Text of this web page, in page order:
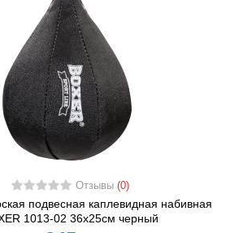
Отзывы (0)
подвесная каплевидная набивная
1013-02 36x25см черный